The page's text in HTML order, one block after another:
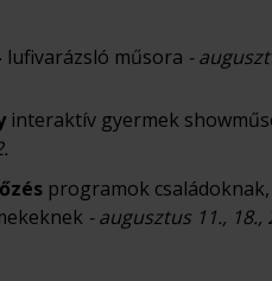
lufivarázsló műsora -
interaktív gyermek
programok családoknak,
- augusztus 11., 18.,